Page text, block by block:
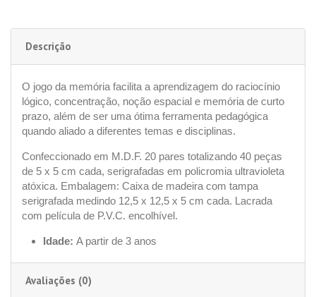
Descrição
O jogo da memória facilita a aprendizagem do raciocínio
lógico, concentração, noção espacial e memória de curto
prazo, além de ser uma ótima ferramenta pedagógica
quando aliado a diferentes temas e disciplinas.
Confeccionado em M.D.F. 20 pares totalizando 40 peças
de 5 x 5 cm cada, serigrafadas em policromia ultravioleta
atóxica. Embalagem: Caixa de madeira com tampa
serigrafada medindo 12,5 x 12,5 x 5 cm cada. Lacrada
com película de P.V.C. encolhível.
Idade: A partir de 3 anos
Avaliações (0)